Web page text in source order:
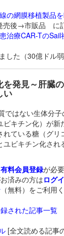
の網膜移植製品
後→市販品 に訂
治療CAR-Tの
した（30億ドル
発見～肝臓
い
ではない生体分
ビキチン化）が
れている糖（グリ
ビキチン化され
有料会員登録が必
済みの方はログ
（無料）をご利用
された記事一覧
[全文読める記事